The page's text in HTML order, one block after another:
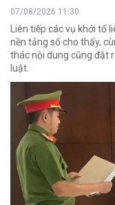
07/08/2026 11:30
Liên tiếp các vụ khởi tố
nền tảng số cho thấy,
thác nội dung cũng đặt
luật.